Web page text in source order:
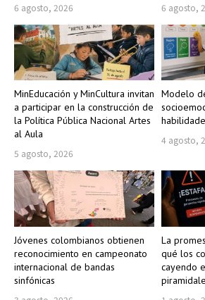
6 agosto, 2026 6 agosto,
MinEducación y MinCultura invitan
a participar en la construcción de
la Política Pública Nacional Artes
al Aula
5 agosto, 2026
Modelo
4 agosto,
Jóvenes colombianos obtienen
reconocimiento en campeonato
internacional de bandas
sinfónicas
La
qué los
cayendo